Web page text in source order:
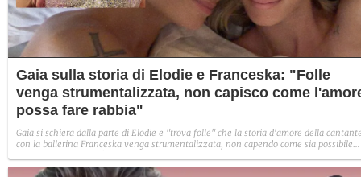
Gaia sulla storia di Elodie e Franceska: "Folle
venga strumentalizzata, non capisco come
possa fare rabbia"
Gaia si schiera dalla parte di Elodie e "trova folle" che la storia d'amore della
con la ballerina Franceska venga strumentalizzata, non capendo come sia possibile